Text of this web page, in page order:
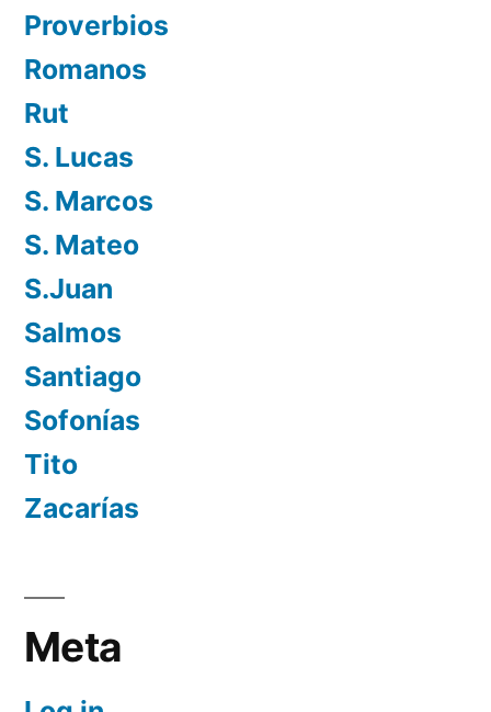
Proverbios
Romanos
Rut
S. Lucas
S. Marcos
S. Mateo
S.Juan
Salmos
Santiago
Sofonías
Tito
Zacarías
Meta